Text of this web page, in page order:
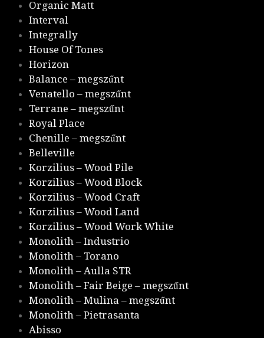
Organic Matt
Interval
Integrally
House Of Tones
Horizon
Balance – megszűnt
Venatello – megszűnt
Terrane – megszűnt
Royal Place
Chenille – megszűnt
Belleville
Korzilius – Wood Pile
Korzilius – Wood Block
Korzilius – Wood Craft
Korzilius – Wood Land
Korzilius – Wood Work White
Monolith – Industrio
Monolith – Torano
Monolith – Aulla STR
Monolith – Fair Beige – megszűnt
Monolith – Mulina – megszűnt
Monolith – Pietrasanta
Abisso